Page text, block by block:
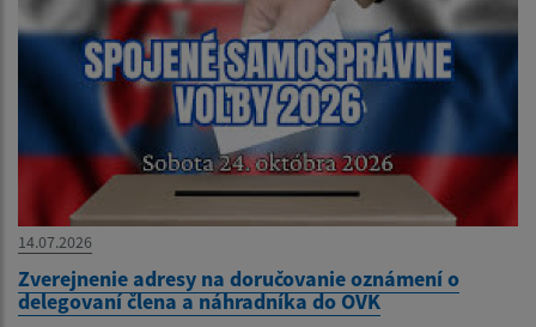
14.07.2026
Zverejnenie adresy na doručovanie oznámení o
delegovaní člena a náhradníka do OVK